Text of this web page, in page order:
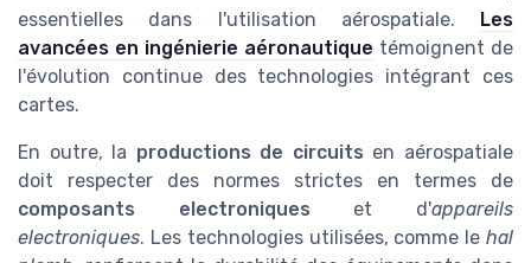
essentielles dans l'utilisation aérospatiale. Les
avancées en ingénierie aéronautique témoignent de
l'évolution continue des technologies intégrant ces
cartes.
En outre, la productions de circuits en aérospatiale
doit respecter des normes strictes en termes de
composants electroniques et d'appareils
electroniques. Les technologies utilisées, comme le hal